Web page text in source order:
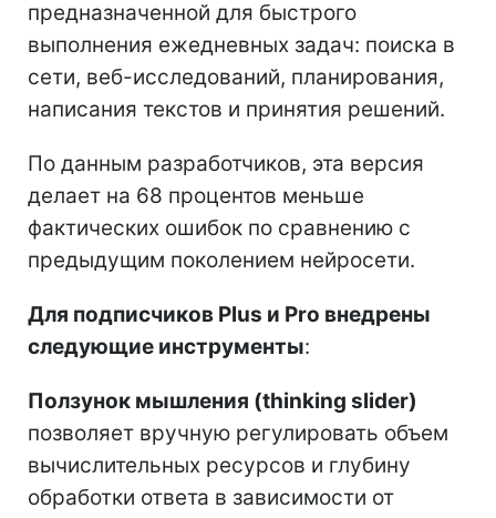
предназначенной для быстрого
выполнения ежедневных задач: поиска в
сети, веб-исследований, планирования,
написания текстов и принятия решений.
По данным разработчиков, эта версия
делает на 68 процентов меньше
фактических ошибок по сравнению с
предыдущим поколением нейросети.
Для подписчиков Plus и Pro внедрены
следующие инструменты:
Ползунок мышления (thinking slider)
позволяет вручную регулировать объем
вычислительных ресурсов и глубину
обработки ответа в зависимости от